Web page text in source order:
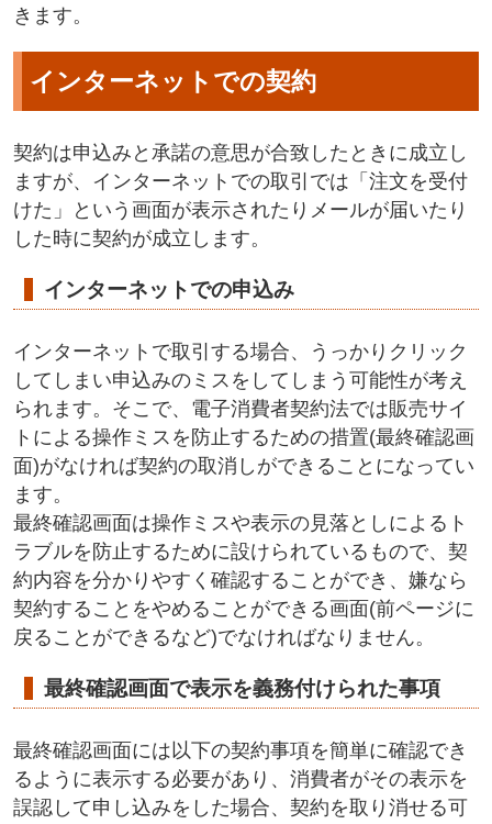
きます。
インターネットでの契約
契約は申込みと承諾の意思が合致したときに成立し
ますが、インターネットでの取引では「注文を受付
けた」という画面が表示されたりメールが届いたり
した時に契約が成立します。
インターネットでの申込み
インターネットで取引する場合、うっかりクリック
してしまい申込みのミスをしてしまう可能性が考え
られます。そこで、電子消費者契約法では販売サイ
トによる操作ミスを防止するための措置(最終確認画
面)がなければ契約の取消しができることになってい
ます。
最終確認画面は操作ミスや表示の見落としによるト
ラブルを防止するために設けられているもので、契
約内容を分かりやすく確認することができ、嫌なら
契約することをやめることができる画面(前ページに
戻ることができるなど)でなければなりません。
最終確認画面で表示を義務付けられた事項
最終確認画面には以下の契約事項を簡単に確認でき
るように表示する必要があり、消費者がその表示を
誤認して申し込みをした場合、契約を取り消せる可